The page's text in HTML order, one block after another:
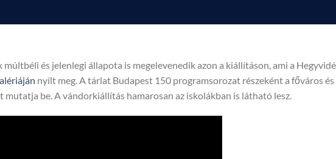
és jelenlegi állapota is megelevenedik azon a kiállításon, ami a
nyílt meg. A tárlat Budapest 150 programsorozat részeként a főváros és
mutatja be. A vándorkiállítás hamarosan az iskolákban is látható lesz.